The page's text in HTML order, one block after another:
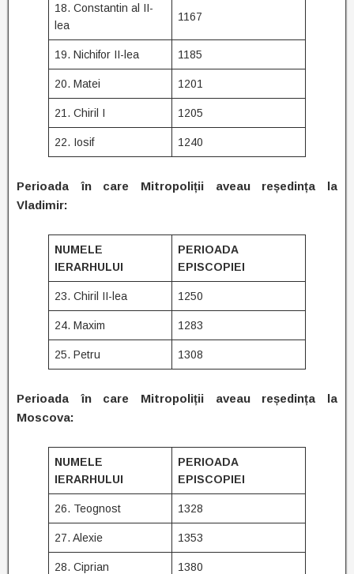
18. Constantin al II-
lea
1167
19. Nichifor II-lea 1185
20. Matei 1201
21. Chiril I 1205
22. Iosif 1240
Perioada în care Mitropoliții aveau reședința la
Vladimir:
NUMELE
IERARHULUI
PERIOADA
EPISCOPIEI
23. Chiril II-lea 1250
24. Maxim 1283
25. Petru 1308
Perioada în care Mitropoliții aveau reședința la
Moscova:
NUMELE
IERARHULUI
PERIOADA
EPISCOPIEI
26. Teognost 1328
27. Alexie 1353
28. Ciprian 1380